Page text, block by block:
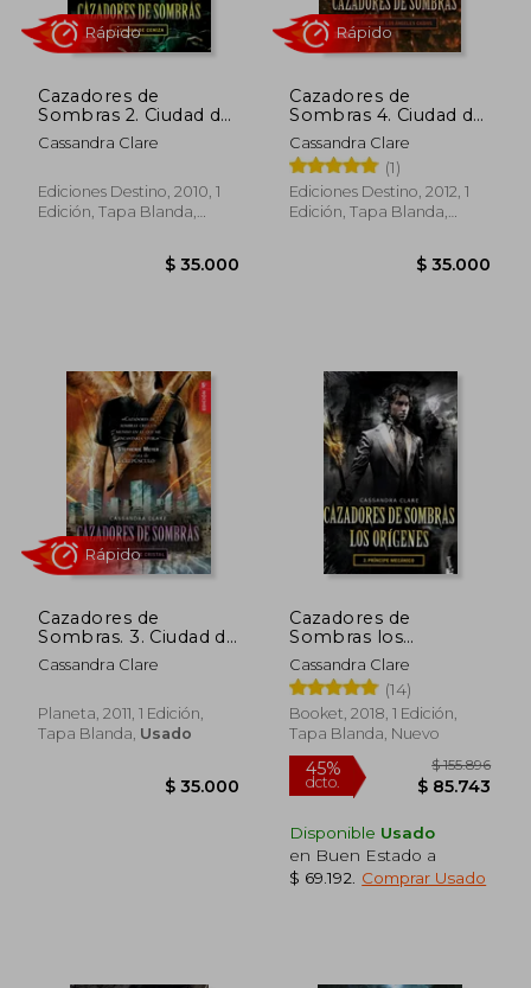
dcto. $ 111.738
Rápido Rápido
Cazadores de
Sombras 2. Ciudad de
Ceniza
Cassandra Clare
Ediciones Destino, 2010, 1
Edición, Tapa Blanda,
Cazadores de
Sombras 4. Ciudad de
Angeles Caidos
Cassandra Clare
(1)
Ediciones Destino, 2012, 1
Edición, Tapa Blanda,
Rápido
Cazadores de
Sombras. 3. Ciudad de
Cristal
Cassandra Clare
Planeta, 2011, 1 Edición,
Tapa Blanda, Usado
Cazadores de
Sombras los
Origenes 2. Principe
Meca
Cassandra Clare
(14)
Booket, 2018, 1 Edición,
Tapa Blanda, Nuevo
Disponible Usado
en Buen Estado a
$ 69.192
Comprar Usado